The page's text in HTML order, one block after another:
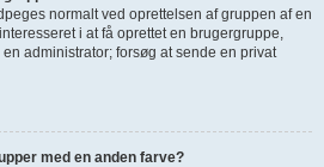
normalt ved oprettelsen af gruppen af en
i at få oprettet en brugergruppe,
administrator; forsøg at sende en privat
med en anden farve?